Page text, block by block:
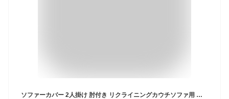
ソファーカバー 2人掛け 肘付き リクライニングカウチソファ用 ウエーブ生地 洗える ウォッシャブル 北欧 おしゃれ 二人掛け 肘あり 肘掛けあり ズレない ストレッチ 伸縮 [ReFit] リ・フィット リクライニングソファ チェア【送料無料】